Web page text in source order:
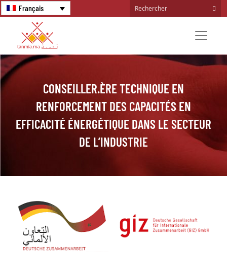
Français
CONSEILLER.ÈRE TECHNIQUE EN
RENFORCEMENT DES CAPACITÉS EN
EFFICACITÉ ÉNERGÉTIQUE DANS LE SECTEUR
DE L’INDUSTRIE